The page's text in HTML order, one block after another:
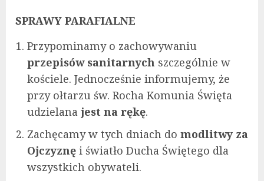
SPRAWY PARAFIALNE
Przypominamy o zachowywaniu
przepisów sanitarnych szczególnie w
kościele. Jednocześnie informujemy, że
przy ołtarzu św. Rocha Komunia Święta
udzielana jest na rękę.
Zachęcamy w tych dniach do modlitwy za
Ojczyznę i światło Ducha Świętego dla
wszystkich obywateli.